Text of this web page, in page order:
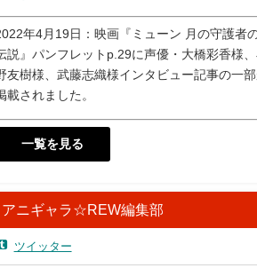
年4月19日：映画『ミューン 月の守護者
説』パンフレットp.29に声優・大橋彩香様
友樹様、武藤志織様インタビュー記事の一
載されました。
一覧を見る
アニギャラ☆REW編集部
ツイッター